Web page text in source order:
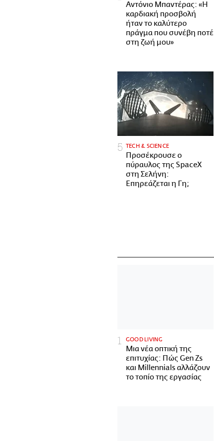
Αντόνιο Μπαντέρας: «Η
καρδιακή προσβολή
ήταν το καλύτερο
πράγμα που συνέβη ποτέ
στη ζωή μου»
ΤECH & SCIENCE
Προσέκρουσε ο
πύραυλος της SpaceX
στη Σελήνη:
Επηρεάζεται η Γη;
GOOD LIVING
Μια νέα οπτική της
επιτυχίας: Πώς Gen Zs
και Millennials αλλάζουν
το τοπίο της εργασίας